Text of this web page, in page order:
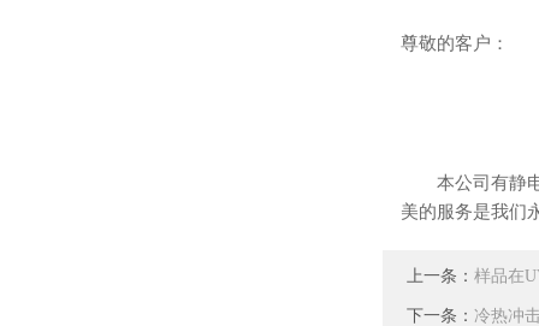
尊敬的客户：
本公司有静电
美的服务是我们
上一条： 样品在
下一条： 冷热冲